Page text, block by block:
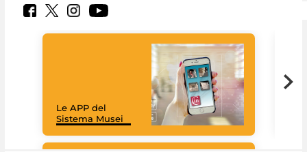
Le APP del
Sistema Musei